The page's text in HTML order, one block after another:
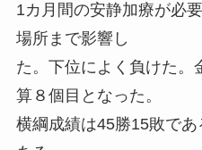
1カ月間の安静加療が必
場所まで影響し
た。下位によく負けた。
算８個目となった。
横綱成績は45勝15敗で